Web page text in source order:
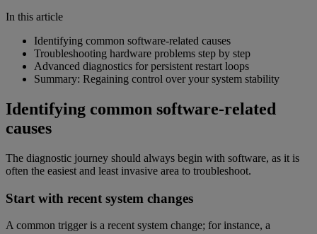
In this article
Identifying common software-related causes
Troubleshooting hardware problems step by step
Advanced diagnostics for persistent restart loops
Summary: Regaining control over your system stability
Identifying common software-related
causes
The diagnostic journey should always begin with software, as it is
often the easiest and least invasive area to troubleshoot.
Start with recent system changes
A common trigger is a recent system change; for instance, a